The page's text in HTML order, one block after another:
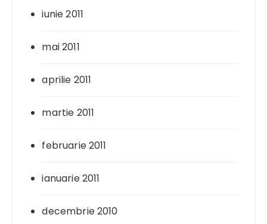
iunie 2011
mai 2011
aprilie 2011
martie 2011
februarie 2011
ianuarie 2011
decembrie 2010